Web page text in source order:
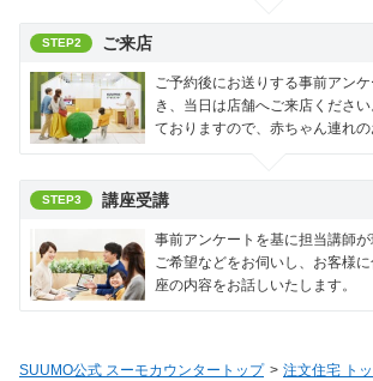
STEP2 ご来店
ご予約後にお送りする事前アン
き、当日は店舗へご来店くださ
ておりますので、赤ちゃん連れの
STEP3 講座受講
事前アンケートを基に担当講師
ご希望などをお伺いし、お客様
座の内容をお話しいたします。
SUUMO公式 スーモカウンタートップ 注文住宅 ト